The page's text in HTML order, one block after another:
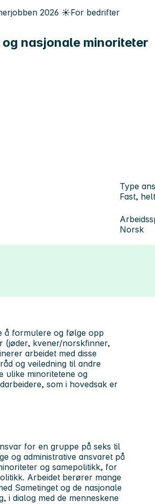
2026 ☀️For bedrifter
nasjonale minoriteter
Type
Fast,
Norsk
å formulere og følge opp
(jøder, kvener/norskfinner,
arbeidet med disse
og veiledning til andre
ulike minoritetene og
som i hovedsak er
for en gruppe på seks til
og administrative ansvaret på
og samepolitikk, for
Arbeidet berører mange
Sametinget og de nasjonale
i dialog med de menneskene